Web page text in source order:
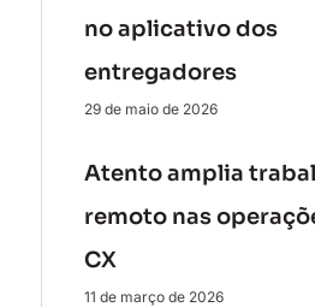
no aplicativo dos
entregadores
29 de maio de 2026
Atento amplia
remoto nas
CX
11 de março de 2026